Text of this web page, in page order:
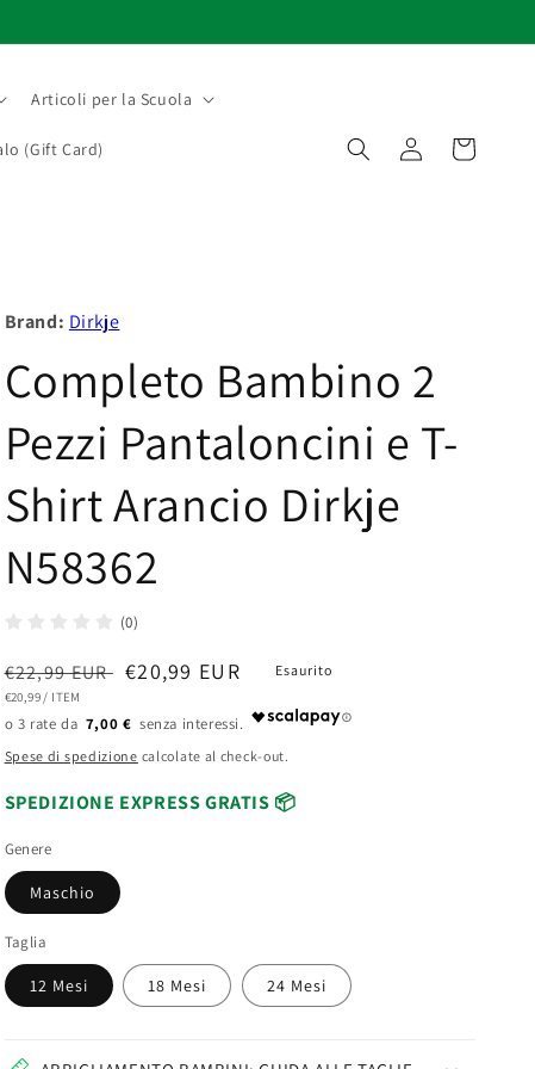
Articoli per la Scuola
(Gift Card) Accedi Carrello
Brand: Dirkje
Completo Bambino 2
Pezzi Pantaloncini e T-
Shirt Arancio Dirkje
N58362
(0)
Prezzo
di
listino
€22,99 EUR Prezzo
€20,99 EUR
PREZZO
€20,99/ PER
ITEM
Esaurito
7,00 €
Spese di spedizione calcolate al check-out.
SPEDIZIONE EXPRESS GRATIS 📦
Genere
Maschio
Taglia
12 Mesi 18 Mesi 24 Mesi